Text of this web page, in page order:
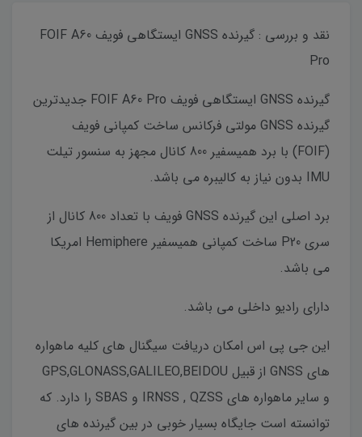
نقد و بررسی : گیرنده GNSS ایستگاهی فویف FOIF A60
Pro
گیرنده GNSS ایستگاهی فویف FOIF A60 Pro جدیدترین
گیرنده GNSS مولتی فرکانس ساخت کمپانی فویف
(FOIF) با برد همیسفیر 800 کانال مجهز به سنسور تیلت
IMU بدون نیاز به کالیبره می باشد.
برد اصلی این گیرنده GNSS فویف با تعداد 800 کانال از
سری P20 ساخت کمپانی همیسفیر Hemiphere امریکا
می باشد.
دارای رادیو داخلی می باشد.
این جی پی اس امکان دریافت سیگنال های کلیه ماهواره
های GNSS از قبیل GPS,GLONASS,GALILEO,BEIDOU
و سایر ماهواره های IRNSS , QZSS و SBAS را دارد. که
توانسته است جایگاه بسیار خوبی در بین گیرنده های